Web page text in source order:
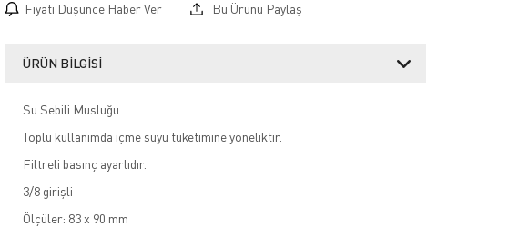
Fiyatı Düşünce Haber Ver Bu Ürünü Paylaş
ÜRÜN BILGISI
Su Sebili Musluğu
Toplu kullanımda içme suyu tüketimine yöneliktir.
Filtreli basınç ayarlıdır.
3/8 girişli
Ölçüler: 83 x 90 mm